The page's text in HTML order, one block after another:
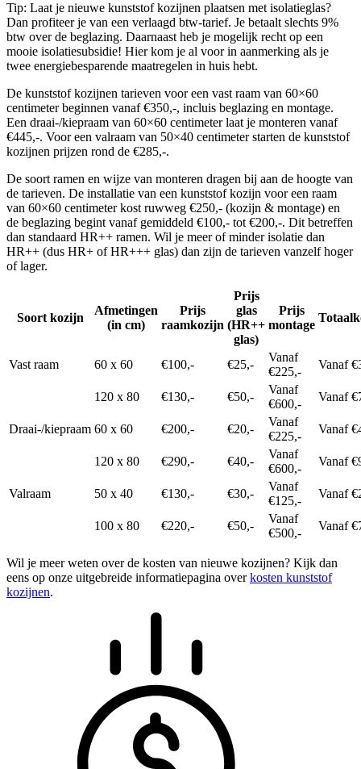
Tip: Laat je nieuwe kunststof kozijnen plaatsen met isolatieglas?
Dan profiteer je van een verlaagd btw-tarief. Je betaalt slechts 9%
btw over de beglazing. Daarnaast heb je mogelijk recht op een
mooie isolatiesubsidie! Hier kom je al voor in aanmerking als je
twee energiebesparende maatregelen in huis hebt.
De kunststof kozijnen tarieven voor een vast raam van 60×60
centimeter beginnen vanaf €350,-, incluis beglazing en montage.
Een draai-/kiepraam van 60×60 centimeter laat je monteren vanaf
€445,-. Voor een valraam van 50×40 centimeter starten de kunststof
kozijnen prijzen rond de €285,-.
De soort ramen en wijze van monteren dragen bij aan de hoogte van
de tarieven. De installatie van een kunststof kozijn voor een raam
van 60×60 centimeter kost ruwweg €250,- (kozijn & montage) en
de beglazing begint vanaf gemiddeld €100,- tot €200,-. Dit betreffen
dan standaard HR++ ramen. Wil je meer of minder isolatie dan
HR++ (dus HR+ of HR+++ glas) dan zijn de tarieven vanzelf hoger
of lager.
Soort kozijn
Afmetingen
(in cm)
Prijs
raamkozijn
Prijs
glas
(HR++
glas)
Prijs
montage
Vast raam 60 x 60 €100,- €25,-
Vanaf
€225,-
Vanaf
120 x 80 €130,- €50,-
Vanaf
€600,-
Vanaf
Draai-/kiepraam 60 x 60 €200,- €20,-
Vanaf
€225,-
Vanaf
120 x 80 €290,- €40,-
Vanaf
€600,-
Vanaf
Valraam 50 x 40 €130,- €30,-
Vanaf
€125,-
Vanaf
100 x 80 €220,- €50,-
Vanaf
€500,-
Vanaf
Wil je meer weten over de kosten van nieuwe kozijnen? Kijk dan
eens op onze uitgebreide informatiepagina overkosten kunststof
kozijnen.